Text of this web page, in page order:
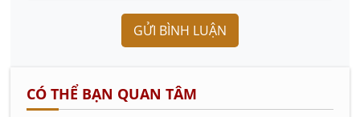
GỬI BÌNH LUẬN
CÓ THỂ BẠN QUAN TÂM